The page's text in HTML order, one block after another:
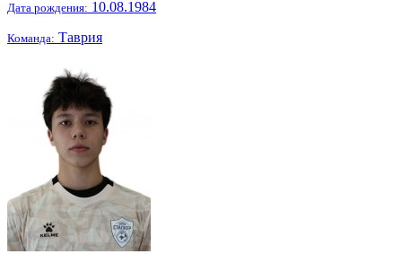
Дата рождения: 10.08.1984
Команда: Таврия